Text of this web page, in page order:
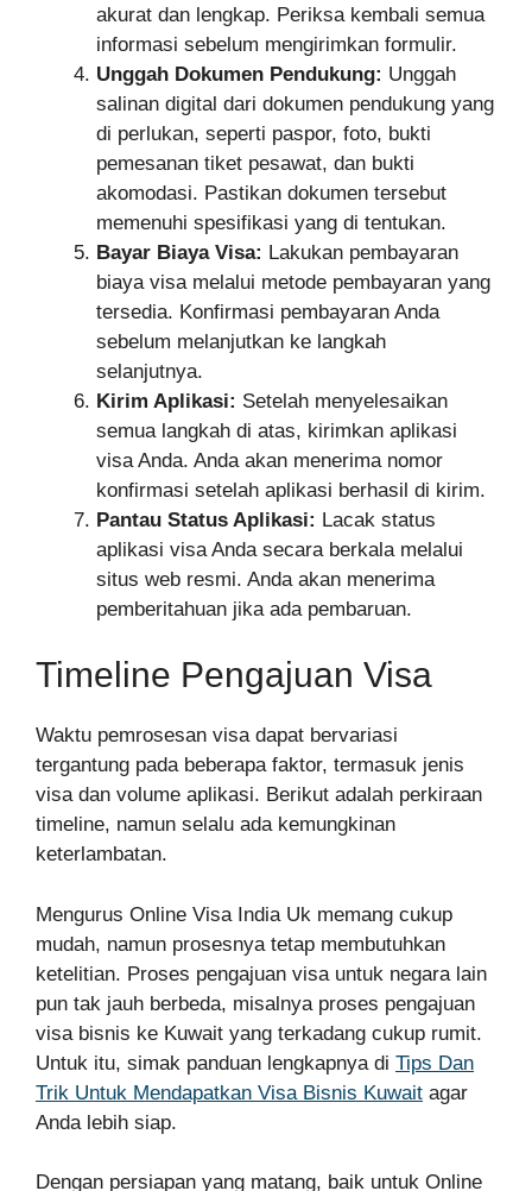
akurat dan lengkap. Periksa kembali semua
informasi sebelum mengirimkan formulir.
Unggah Dokumen Pendukung: Unggah
salinan digital dari dokumen pendukung yang
di perlukan, seperti paspor, foto, bukti
pemesanan tiket pesawat, dan bukti
akomodasi. Pastikan dokumen tersebut
memenuhi spesifikasi yang di tentukan.
Bayar Biaya Visa: Lakukan pembayaran
biaya visa melalui metode pembayaran yang
tersedia. Konfirmasi pembayaran Anda
sebelum melanjutkan ke langkah
selanjutnya.
Kirim Aplikasi: Setelah menyelesaikan
semua langkah di atas, kirimkan aplikasi
visa Anda. Anda akan menerima nomor
konfirmasi setelah aplikasi berhasil di kirim.
Pantau Status Aplikasi: Lacak status
aplikasi visa Anda secara berkala melalui
situs web resmi. Anda akan menerima
pemberitahuan jika ada pembaruan.
Timeline Pengajuan Visa
Waktu pemrosesan visa dapat bervariasi
tergantung pada beberapa faktor, termasuk jenis
visa dan volume aplikasi. Berikut adalah perkiraan
timeline, namun selalu ada kemungkinan
keterlambatan.
Mengurus Online Visa India Uk memang cukup
mudah, namun prosesnya tetap membutuhkan
ketelitian. Proses pengajuan visa untuk negara lain
pun tak jauh berbeda, misalnya proses pengajuan
visa bisnis ke Kuwait yang terkadang cukup rumit.
Untuk itu, simak panduan lengkapnya di Tips Dan
Trik Untuk Mendapatkan Visa Bisnis Kuwait agar
Anda lebih siap.
Dengan persiapan yang matang, baik untuk Online